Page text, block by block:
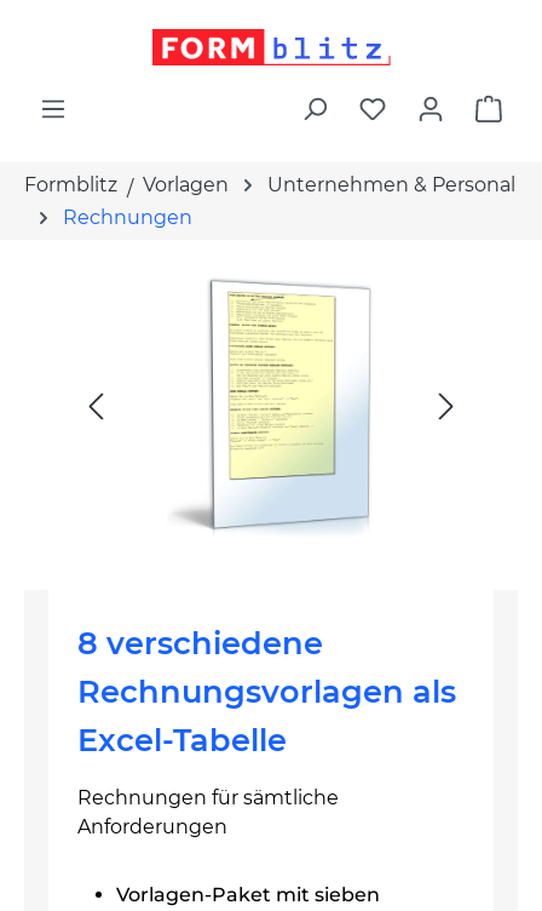
Formblitz Vorlagen
Unternehmen & Personal
Rechnungen
8 verschiedene
Rechnungsvorlagen als
Excel-Tabelle
Rechnungen für sämtliche
Anforderungen
Vorlagen-Paket mit sieben